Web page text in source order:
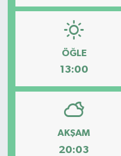
ÖĞLE
13:00
AKŞAM
20:03